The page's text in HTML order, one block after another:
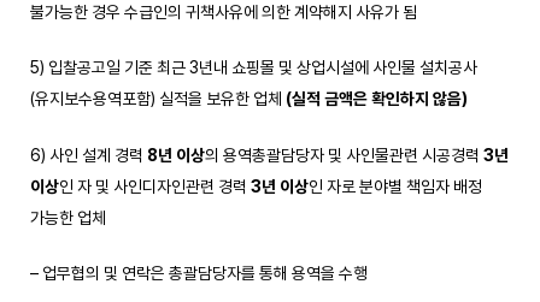
불가능한 경우 수급인의 귀책사유에 의한 계약해지 사유가 됨
5) 입찰공고일 기준 최근 3년내 쇼핑몰 및 상업시설에 사인물 설치공사
(유지보수용역포함) 실적을 보유한 업체 (실적 금액은 확인하지 않음)
6) 사인 설계 경력 8년 이상의 용역총괄담당자 및 사인물관련 시공경력 3년
이상인 자 및 사인디자인관련 경력 3년 이상인 자로 분야별 책임자 배정
가능한 업체
– 업무협의 및 연락은 총괄담당자를 통해 용역을 수행